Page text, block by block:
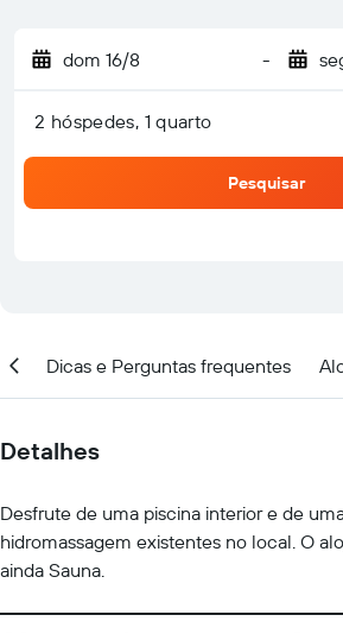
dom 16/8 -
2 hóspedes, 1 quarto
Pesquisar
Dicas e Perguntas frequentes
Detalhes
Desfrute de uma piscina interior e de
hidromassagem existentes no local. O
ainda Sauna.